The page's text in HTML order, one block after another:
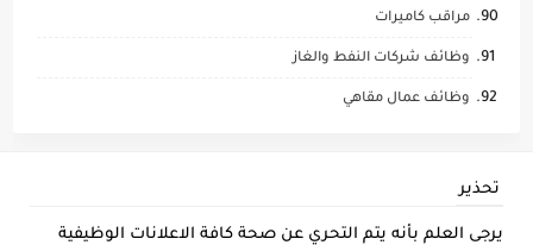
مراقب كاميرات
وظائف شركات النفط والغاز
وظائف عمال مقاهي
تحذير
يرجى العلم بأنه يتم التحري عن صحة كافة الاعلانات الوظيفية